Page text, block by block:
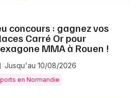
concours : gagnez vos
Carré Or pour
MMA à Rouen !
Jusqu'au 10/08/2026
en Normandie